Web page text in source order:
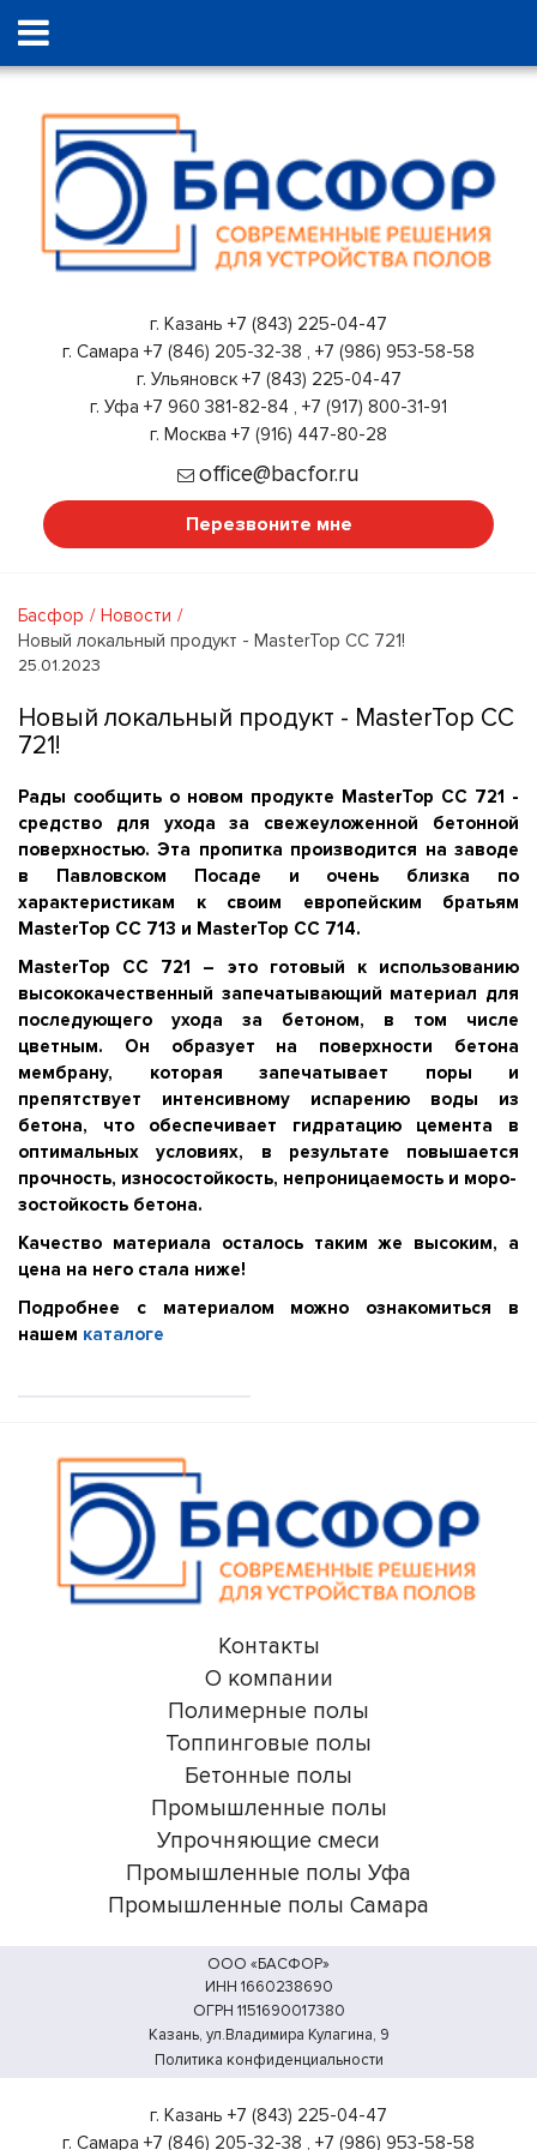
г. Казань +7 (843) 225-04-47
г. Самара +7 (846) 205-32-38 , +7 (986) 953-58-58
г. Ульяновск +7 (843) 225-04-47
г. Уфа +7 960 381-82-84 , +7 (917) 800-31-91
г. Москва +7 (916) 447-80-28
office@bacfor.ru
Перезвоните мне
Басфор
Новости
Новый локальный продукт - MasterTop CC 721!
25.01.2023
Новый локальный продукт - MasterTop CC
721!
Рады сообщить о новом продукте MasterTop CC 721 -
средство для ухода за свежеуложенной бетонной
поверхностью. Эта пропитка производится на заводе
в Павловском Посаде и очень близка по
характеристикам к своим европейским братьям
MasterTop CC 713 и MasterTop CC 714.
MasterTop CС 721 – это готовый к использованию
высококачественный запечатывающий материал для
последующего ухода за бетоном, в том числе
цветным. Он образует на поверхности бетона
мембрану, которая запечатывает поры и
препятствует интенсивному испарению воды из
бетона, что обеспечивает гидратацию цемента в
оптимальных условиях, в результате повышается
прочность, износостойкость, непроницаемость и моро-
зостойкость бетона.
Качество материала осталось таким же высоким, а
цена на него стала ниже!
Подробнее с материалом можно ознакомиться в
нашем каталоге
Контакты
О компании
Полимерные полы
Топпинговые полы
Бетонные полы
Промышленные полы
Упрочняющие смеси
Промышленные полы Уфа
Промышленные полы Самара
ООО «БАСФОР»
ИНН 1660238690
ОГРН 1151690017380
Казань, ул.Владимира Кулагина, 9
Политика конфиденциальности
г. Казань +7 (843) 225-04-47
г. Самара +7 (846) 205-32-38 , +7 (986) 953-58-58